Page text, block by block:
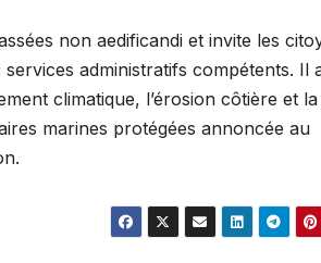
non aedificandi et invite les
administratifs compétents. Il
climatique, l’érosion côtière et la
marines protégées annoncée au